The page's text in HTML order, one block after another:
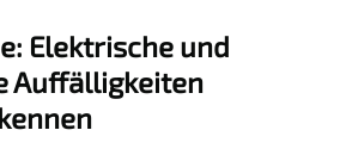
Elektrische und
Auffälligkeiten